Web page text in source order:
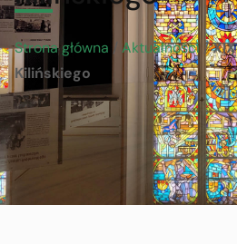
Strona główna / Aktualności/
Kilińskiego